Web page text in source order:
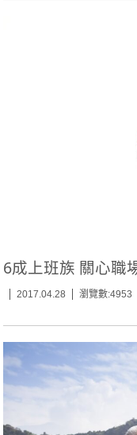
6成上班族 關心職
2017.04.28 瀏覽數:4953